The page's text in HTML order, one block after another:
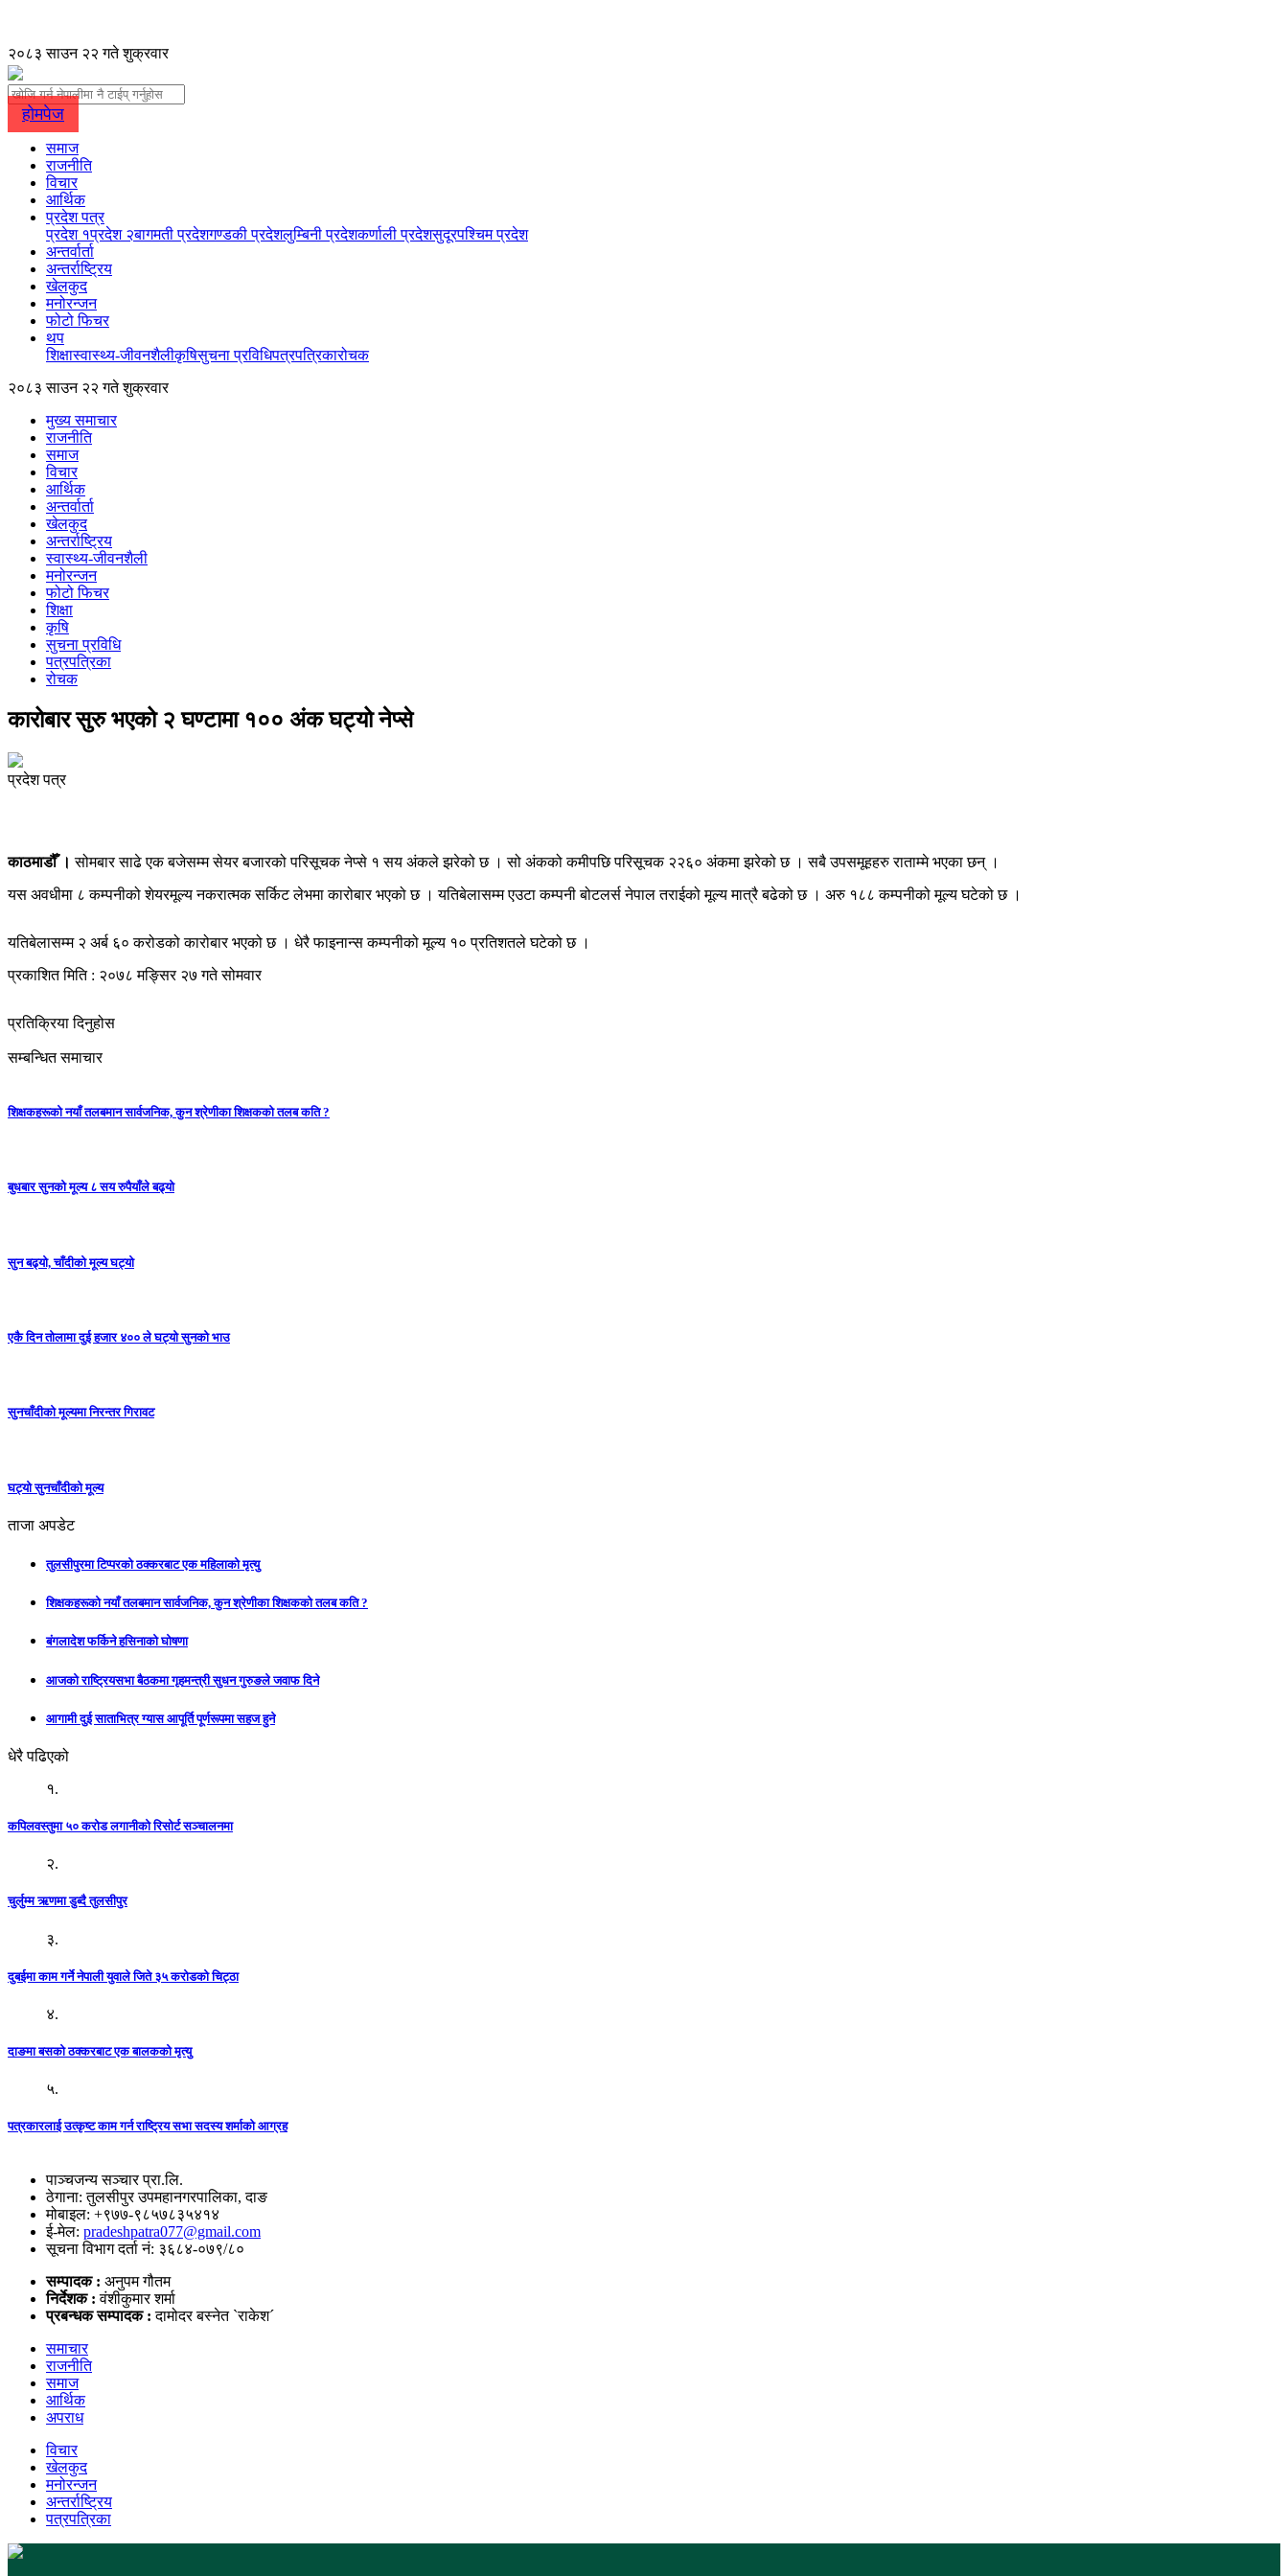
२०८३ साउन २२ गते शुक्रवार
होमपेज
समाज
राजनीति
विचार
आर्थिक
प्रदेश पत्र
प्रदेश १प्रदेश २बागमती प्रदेशगण्डकी प्रदेशलुम्बिनी प्रदेशकर्णाली प्रदेशसुदूरपश्चिम प्रदेश
अन्तर्वार्ता
अन्तर्राष्ट्रिय
खेलकुद
मनोरन्जन
फोटो फिचर
थप
शिक्षास्वास्थ्य-जीवनशैलीकृषिसुचना प्रविधिपत्रपत्रिकारोचक
२०८३ साउन २२ गते शुक्रवार
मुख्य समाचार
राजनीति
समाज
विचार
आर्थिक
अन्तर्वार्ता
खेलकुद
अन्तर्राष्ट्रिय
स्वास्थ्य-जीवनशैली
मनोरन्जन
फोटो फिचर
शिक्षा
कृषि
सुचना प्रविधि
पत्रपत्रिका
रोचक
कारोबार सुरु भएको २ घण्टामा १०० अंक घट्यो नेप्से
प्रदेश पत्र
काठमाडौँ ।सोमबार साढे एक बजेसम्म सेयर बजारको परिसूचक नेप्से १ सय अंकले झरेको छ । सो अंकको कमीपछि परिसूचक २२६० अंकमा झरेको छ । सबै उपसमूहहरु राताम्मे भएका छन् ।
यस अवधीमा ८ कम्पनीको शेयरमूल्य नकरात्मक सर्किट लेभमा कारोबार भएको छ । यतिबेलासम्म एउटा कम्पनी बोटलर्स नेपाल तराईको मूल्य मात्रै बढेको छ । अरु १८८ कम्पनीको मूल्य घटेको छ ।
यतिबेलासम्म २ अर्ब ६० करोडको कारोबार भएको छ । धेरै फाइनान्स कम्पनीको मूल्य १० प्रतिशतले घटेको छ ।
प्रकाशित मिति : २०७८ मङ्सिर २७ गते सोमवार
प्रतिक्रिया दिनुहोस
सम्बन्धित समाचार
शिक्षकहरूको नयाँ तलबमान सार्वजनिक, कुन श्रेणीका शिक्षकको तलब कति ?
बुधबार सुनको मूल्य ८ सय रुपैयाँले बढ्यो
सुन बढ्यो, चाँदीको मूल्य घट्यो
एकै दिन तोलामा दुई हजार ४०० ले घट्यो सुनको भाउ
सुनचाँदीको मूल्यमा निरन्तर गिरावट
घट्यो सुनचाँदीको मूल्य
ताजा अपडेट
तुलसीपुरमा टिप्परको ठक्करबाट एक महिलाको मृत्यु
शिक्षकहरूको नयाँ तलबमान सार्वजनिक, कुन श्रेणीका शिक्षकको तलब कति ?
बंगलादेश फर्किने हसिनाको घोषणा
आजको राष्ट्रियसभा बैठकमा गृहमन्त्री सुधन गुरुङले जवाफ दिने
आगामी दुई साताभित्र ग्यास आपूर्ति पूर्णरूपमा सहज हुने
धेरै पढिएको
१.
कपिलवस्तुमा ५० करोड लगानीको रिसोर्ट सञ्चालनमा
२.
चुर्लुम्म ऋणमा डुब्दै तुलसीपुर
३.
दुबईमा काम गर्ने नेपाली युवाले जिते ३५ करोडको चिट्ठा
४.
दाङमा बसको ठक्करबाट एक बालकको मृत्यु
५.
पत्रकारलाई उत्कृष्ट काम गर्न राष्ट्रिय सभा सदस्य शर्माको आग्रह
पाञ्चजन्य सञ्चार प्रा.लि.
ठेगाना: तुलसीपुर उपमहानगरपालिका, दाङ
मोबाइल: +९७७-९८५७८३५४१४
ई-मेल: pradeshpatra077@gmail.com
सूचना विभाग दर्ता नं: ३६८४-०७९/८०
सम्पादक : अनुपम गौतम
निर्देशक :वंशीकुमार शर्मा
प्रबन्धक सम्पादक :दामोदर बस्नेत `राकेश´
समाचार
राजनीति
समाज
आर्थिक
अपराध
विचार
खेलकुद
मनोरन्जन
अन्तर्राष्ट्रिय
पत्रपत्रिका